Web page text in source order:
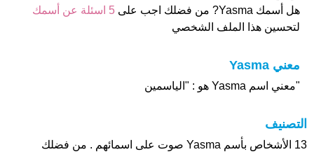
هل أسمك Yasma? من فضلك اجب على
5 اسئلة عن أسمك
لتحسين هذا الملف الشخصي
معني Yasma
"معني اسم Yasma هو : "الياسمين
التصنيف
13 الأشخاص بأسم Yasma صوت على اسمائهم . من فضلك